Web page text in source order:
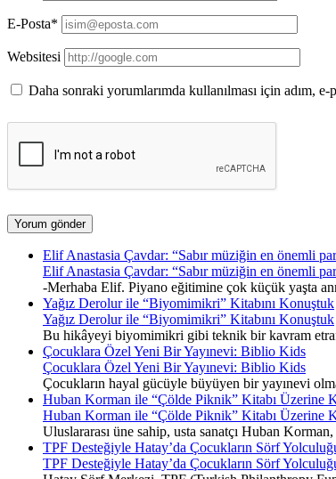
E-Posta*
Websitesi
Daha sonraki yorumlarımda kullanılması için adım,
Elif Anastasia Çavdar: “Sabır müziğin en önemli
Elif Anastasia Çavdar: “Sabır müziğin en önemli
-Merhaba Elif. Piyano eğitimine çok küçük yaşta
Yağız Derolur ile “Biyomimikri” Kitabını Konuştuk
Yağız Derolur ile “Biyomimikri” Kitabını Konuştuk
Bu hikâyeyi biyomimikri gibi teknik bir kavram
Çocuklara Özel Yeni Bir Yayınevi: Biblio Kids
Çocuklara Özel Yeni Bir Yayınevi: Biblio Kids
Çocukların hayal gücüyle büyüyen bir yayınevi
Huban Korman ile “Çölde Piknik” Kitabı Üzerine
Huban Korman ile “Çölde Piknik” Kitabı Üzerine
Uluslararası üne sahip, usta sanatçı Huban
TPF Desteğiyle Hatay’da Çocukların Sörf
TPF Desteğiyle Hatay’da Çocukların Sörf